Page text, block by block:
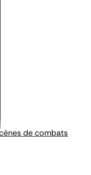
de combats